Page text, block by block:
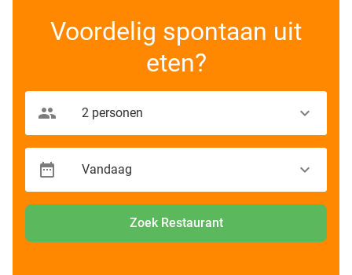
Voordelig spontaan uit
eten?
Zoek Restaurant